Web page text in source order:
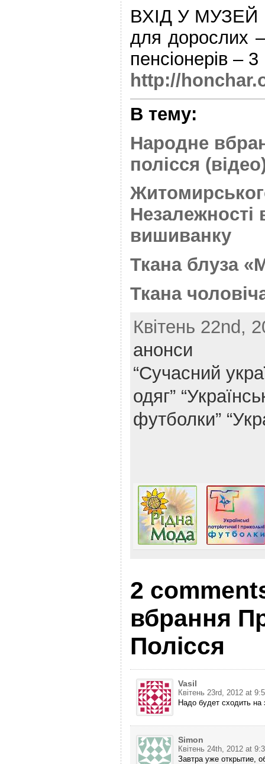
ВХІД У МУЗЕЙ
для дорослих
пенсіонерів – 3
http://
В тему:
Народне
полісся
Незалежності
вишиванку
Ткана блуза
Ткана
Квітень 22nd,
анонси
“Сучасний
одяг”
футболки”
2
вбрання
Полісся
Vasil
Квітень 23rd, 2012 at
Надо будет сходить на
Simon
Квітень 24th, 2012 at
Завтра уже открытие,